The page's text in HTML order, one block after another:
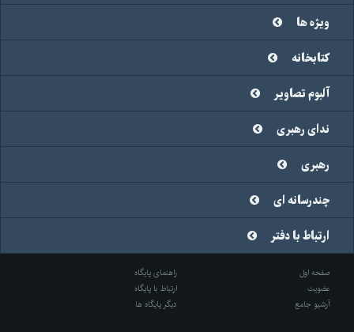
ویژه ها
کتابخانه
آلبوم تصاویر
ندای رهبری
رهبری
چندرسانه ای
ارتباط با دفتر
صفحه اول
راهنمای پایگاه
عضویت
ارتباط با پایگاه
آرشیو جامع
دیگر پایگاه ها